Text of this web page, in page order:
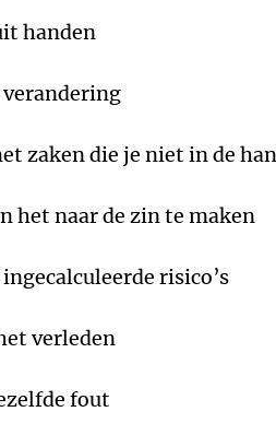
handen
verandering
zaken die je niet in de
het naar de zin te maken
risico’s
verleden
fout